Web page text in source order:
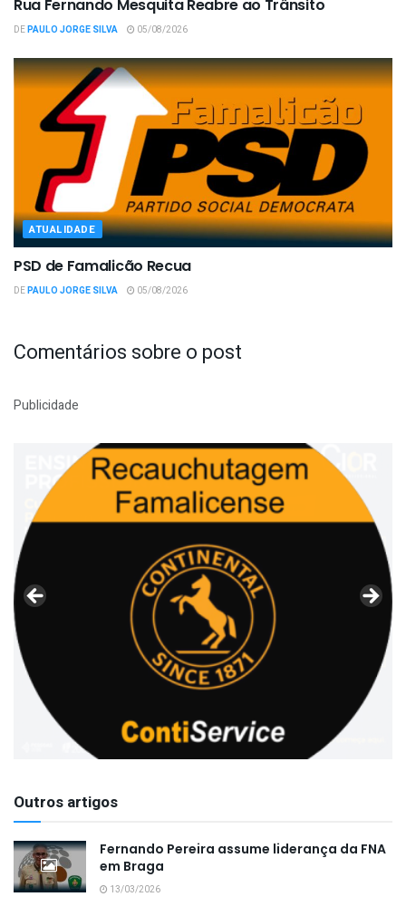
Rua Fernando Mesquita Reabre ao Trânsito
DEPAULO JORGE SILVA 05/08/2026
ATUALIDADE
PSD de Famalicão Recua
DEPAULO JORGE SILVA 05/08/2026
Comentários sobre o post
Publicidade
Outros artigos
Fernando Pereira assume liderança da FNA
em Braga
13/03/2026